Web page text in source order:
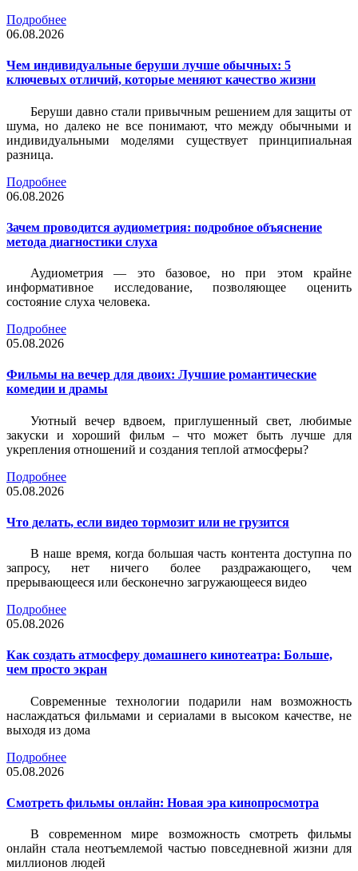
Подробнее
06.08.2026
Чем индивидуальные беруши лучше обычных: 5
ключевых отличий, которые меняют качество жизни
Беруши давно стали привычным решением для защиты от
шума, но далеко не все понимают, что между обычными и
индивидуальными моделями существует принципиальная
разница.
Подробнее
06.08.2026
Зачем проводится аудиометрия: подробное объяснение
метода диагностики слуха
Аудиометрия — это базовое, но при этом крайне
информативное исследование, позволяющее оценить
состояние слуха человека.
Подробнее
05.08.2026
Фильмы на вечер для двоих: Лучшие романтические
комедии и драмы
Уютный вечер вдвоем, приглушенный свет, любимые
закуски и хороший фильм – что может быть лучше для
укрепления отношений и создания теплой атмосферы?
Подробнее
05.08.2026
Что делать, если видео тормозит или не грузится
В наше время, когда большая часть контента доступна по
запросу, нет ничего более раздражающего, чем
прерывающееся или бесконечно загружающееся видео
Подробнее
05.08.2026
Как создать атмосферу домашнего кинотеатра: Больше,
чем просто экран
Современные технологии подарили нам возможность
наслаждаться фильмами и сериалами в высоком качестве, не
выходя из дома
Подробнее
05.08.2026
Смотреть фильмы онлайн: Новая эра кинопросмотра
В современном мире возможность смотреть фильмы
онлайн стала неотъемлемой частью повседневной жизни для
миллионов людей